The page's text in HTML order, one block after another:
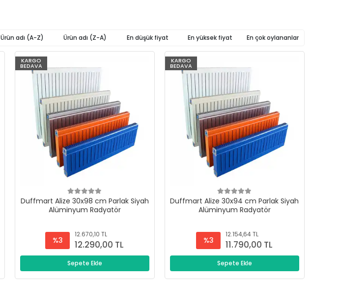
Ürün adı (A-Z) Ürün adı (Z-A) En düşük fiyat En yüksek fiyat En çok oylananlar
KARGO
BEDAVA
Duffmart Alize 30x98 cm Parlak Siyah
Alüminyum Radyatör
%3
12.670,10 TL
12.290,00 TL
Sepete Ekle
KARGO
BEDAVA
Duffmart Alize 30x94 cm Parlak Siyah
Alüminyum Radyatör
%3
12.154,64 TL
11.790,00 TL
Sepete Ekle